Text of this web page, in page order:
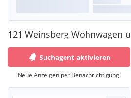
121 Weinsberg Wohnwagen
Suchagent aktivieren
Neue Anzeigen per Benachrichtigung!